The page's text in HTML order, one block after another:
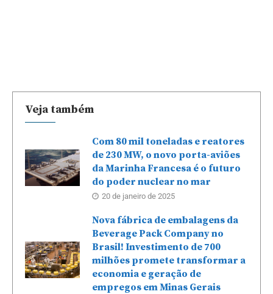
Veja também
Com 80 mil toneladas e reatores
de 230 MW, o novo porta-aviões
da Marinha Francesa é o futuro
do poder nuclear no mar
20 de janeiro de 2025
Nova fábrica de embalagens da
Beverage Pack Company no
Brasil! Investimento de 700
milhões promete transformar a
economia e geração de
empregos em Minas Gerais